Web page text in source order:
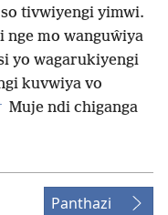
tivwiyengi yimwi.
nge mo wanguŵiya
yo wagarukiyengi
kuvwiya vo
Muje ndi chiganga
Panthazi